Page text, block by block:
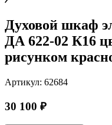
Духовой шкаф
ДА 622-02 К16
рисунком
Артикул: 62684
30 100 ₽